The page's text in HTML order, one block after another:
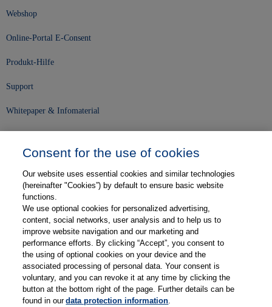
Webshop
Online-Portal E-Consent
Produkt-Hilfe
Support
Whitepaper & Infomaterial
Karriere
Kontakt
Web-Semniare
Anwenderberichte
Partner
Consent for the use of cookies
Our website uses essential cookies and similar technologies
(hereinafter "Cookies”) by default to ensure basic website
functions.
We use optional cookies for personalized advertising,
content, social networks, user analysis and to help us to
improve website navigation and our marketing and
performance efforts. By clicking “Accept”, you consent to
the using of optional cookies on your device and the
associated processing of personal data. Your consent is
voluntary, and you can revoke it at any time by clicking the
button at the bottom right of the page. Further details can be
found in ourdata protection information.